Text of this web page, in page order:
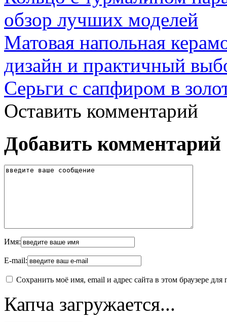
обзор лучших моделей
Матовая напольная
дизайн и практичный
Серьги с сапфиром в
Оставить комментарий
Добавить комментарий
Имя:
E-mail:
Сохранить моё имя, email и адрес сайта в этом браузере
Капча загружается...